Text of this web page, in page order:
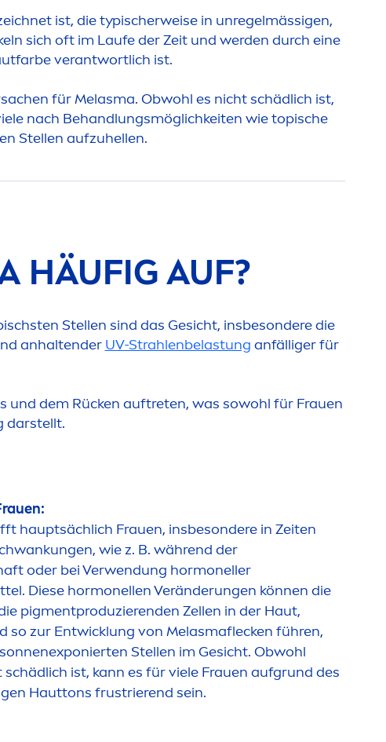
ist, die typischerweise in unregelmässigen,
sich oft im Laufe der Zeit und werden durch eine
verantwortlich ist.
für Melasma. Obwohl es nicht schädlich ist,
nach Behandlungsmöglichkeiten wie topische
Stellen aufzuhellen.
HÄUFIG AUF?
Stellen sind das Gesicht, insbesondere die
anhaltender UV-Strahlenbelastung anfälliger für
und dem Rücken auftreten, was sowohl für Frauen
darstellt.
hauptsächlich Frauen, insbesondere in Zeiten
wie z. B. während der
oder bei Verwendung hormoneller
Diese hormonellen Veränderungen können die
pigmentproduzierenden Zellen in der Haut,
so zur Entwicklung von Melasmaflecken führen,
Stellen im Gesicht. Obwohl
ist, kann es für viele Frauen aufgrund des
Hauttons frustrierend sein.